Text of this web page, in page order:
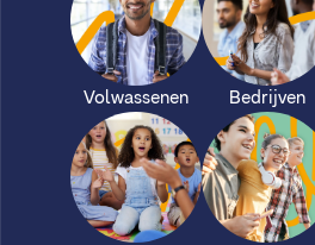
Volwassenen Bedrijven